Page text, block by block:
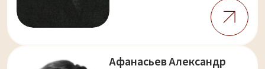
Афанасьев Александр